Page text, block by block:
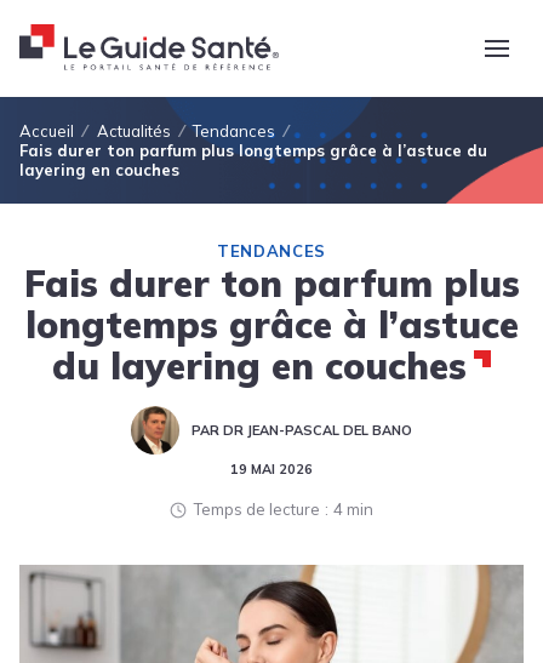
Fil d'Ariane
Accueil Actualités
Tendances
Fais durer ton parfum plus longtemps grâce à l’astuce du
layering en couches
TENDANCES
Fais durer ton parfum plus
longtemps grâce à l’astuce
du layering en couches
PAR DR JEAN-PASCAL DEL BANO
19 MAI 2026
Temps de lecture 4 min